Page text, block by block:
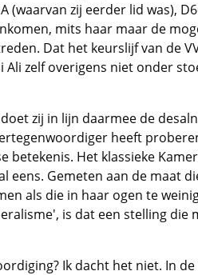
(waarvan zij eerder lid was),
mits haar maar de
Dat het keurslijf van de
zelf overigens niet onder
doet zij in lijn daarmee de
heeft
betekenis. Het klassieke
eens. Gemeten aan de maat
als die in haar ogen te
is dat een stelling die
Ik dacht het niet. In